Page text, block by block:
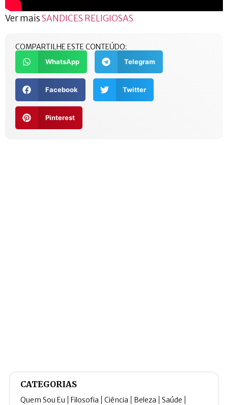
Ver maisSANDICES RELIGIOSAS
COMPARTILHE ESTE CONTEÚDO:
WhatsApp Telegram
Facebook Twitter
Pinterest
CATEGORIAS
Quem Sou Eu Filosofia Ciência Beleza Saúde